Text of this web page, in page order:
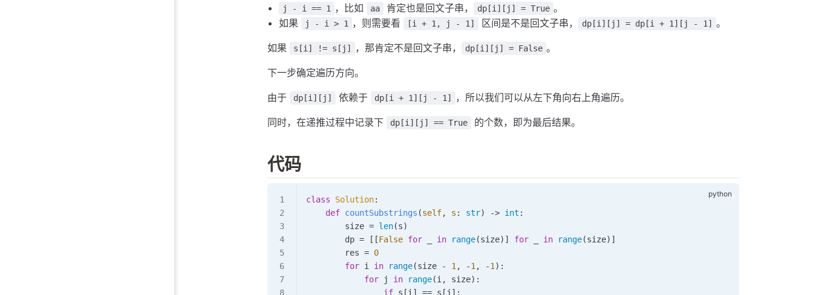
j - i == 1 ，比如 aa 肯定也是回文子串， dp[i][j] = True 。
如果
j - i > 1 ，则需要看 [i + 1, j - 1] 区间是不是回文子串， dp[i][j] = dp[i + 1][j - 1] 。
如果 s[i] != s[j] ，那肯定不是回文子串， dp[i][j] = False 。
下一步确定遍历方向。
由于 dp[i][j] 依赖于 dp[i + 1][j - 1] ，所以我们可以从左下角向右上角遍历。
同时，在递推过程中记录下 dp[i][j] == True 的个数，即为最后结果。
代码
class Solution:
    def
countSubstrings (self, s : str) -> int :
        size
= len(s)
        dp
= [[False for in range(size)] for in range(size)]
        res
= 0
        for
i in range(size - 1 , -1 , -1 ):
            for
j in range(i, size):
                if
s[i] == s[j]: